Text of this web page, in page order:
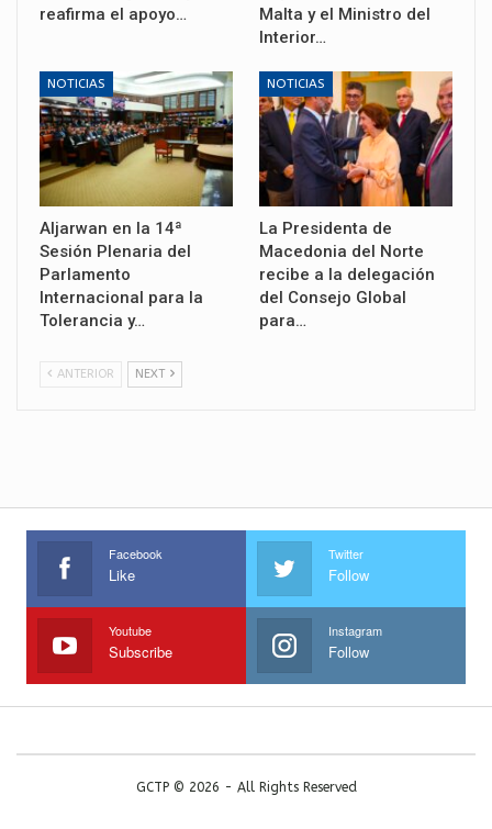
reafirma el apoyo…
Malta y el Ministro del
Interior…
NOTICIAS
Aljarwan en la 14ª
Sesión Plenaria del
Parlamento
Internacional para la
Tolerancia y…
NOTICIAS
La Presidenta de
Macedonia del Norte
recibe a la delegación
del Consejo Global
para…
ANTERIOR NEXT
Facebook
Like
Twitter
Follow
Youtube
Subscribe
Instagram
Follow
GCTP © 2026 - All Rights Reserved